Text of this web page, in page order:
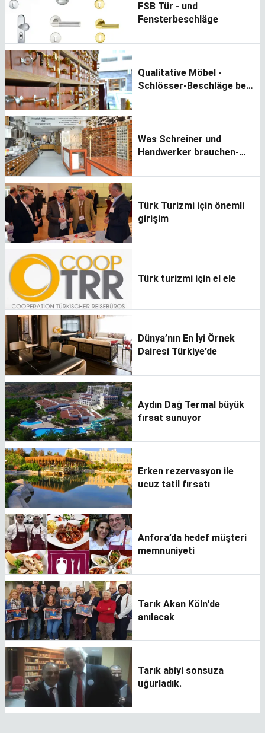
FSB Tür - und
Fensterbeschläge
Qualitative Möbel -
Schlösser-Beschläge bei
Was Schreiner und
Handwerker brauchen-
Türk Turizmi için önemli
girişim
Türk turizmi için el ele
Dünya’nın En İyi Örnek
Dairesi Türkiye’de
Aydın Dağ Termal büyük
fırsat sunuyor
Erken rezervasyon ile
ucuz tatil fırsatı
Anfora’da hedef müşteri
memnuniyeti
Tarık Akan Köln'de
anılacak
Tarık abiyi sonsuza
uğurladık.